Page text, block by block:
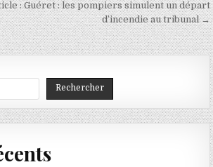
: Guéret : les pompiers simulent un départ
d’incendie au tribunal →
Rechercher